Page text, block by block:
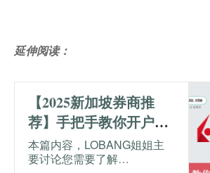
延伸阅读：
【2025新加坡券商推
荐】手把手教你开户与
入金Interactive
Brokers！
本篇内容，LOBANG姐姐主
要讨论您需要了解